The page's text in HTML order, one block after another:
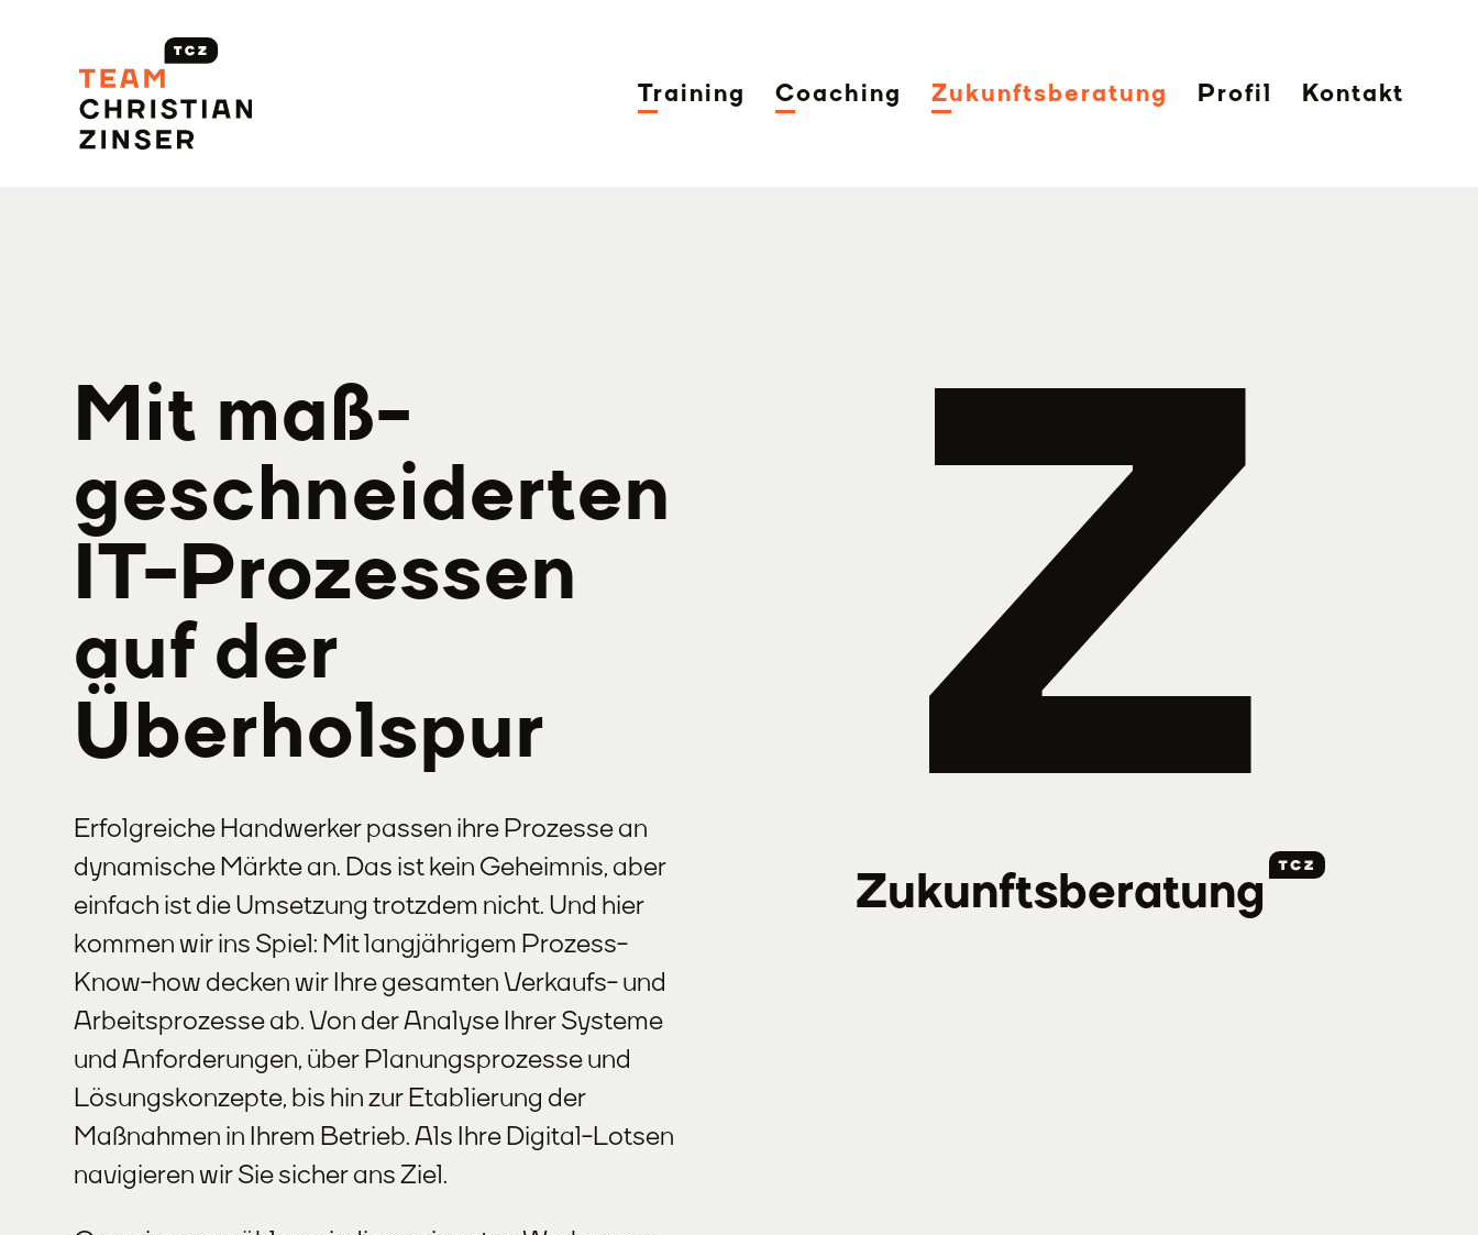
Training Coaching Zukunftsberatung Profil Kontakt
Mit maß­
geschneiderten
IT-Prozessen
auf der
Überholspur
Erfolgreiche Handwerker passen ihre Prozesse an
dynamische Märkte an. Das ist kein Geheimnis, aber
einfach ist die Umsetzung trotzdem nicht. Und hier
kommen wir ins Spiel: Mit langjährigem Prozess-
Know-how decken wir Ihre gesamten Verkaufs- und
Arbeitsprozesse ab. Von der Analyse Ihrer Systeme
und Anforderungen, über Planungsprozesse und
Lösungskonzepte, bis hin zur Etablierung der
Maßnahmen in Ihrem Betrieb. Als Ihre Digital-Lotsen
navigieren wir Sie sicher ans Ziel.
Z
Zukunfts­beratung